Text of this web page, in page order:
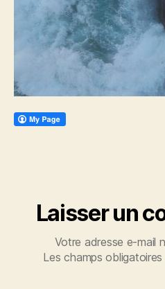
Laisser un
Votre adresse e-mail
Les champs